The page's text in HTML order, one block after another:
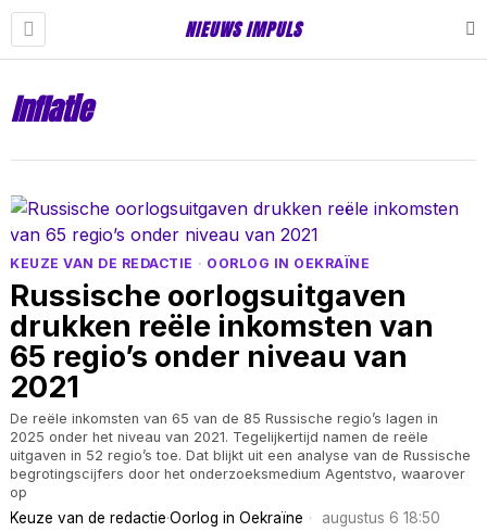
NIEUWS IMPULS
Inflatie
KEUZE VAN DE REDACTIE · OORLOG IN OEKRAÏNE
Russische oorlogsuitgaven
drukken reële inkomsten van
65 regio’s onder niveau van
2021
De reële inkomsten van 65 van de 85 Russische regio’s lagen in
2025 onder het niveau van 2021. Tegelijkertijd namen de reële
uitgaven in 52 regio’s toe. Dat blijkt uit een analyse van de Russische
begrotingscijfers door het onderzoeksmedium Agentstvo, waarover
op
Keuze van de redactie·Oorlog in Oekraïne augustus 6 18:50